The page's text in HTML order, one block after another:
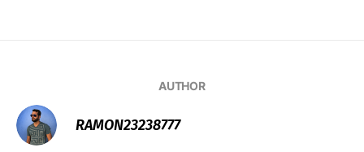
AUTHOR
RAMON23238777